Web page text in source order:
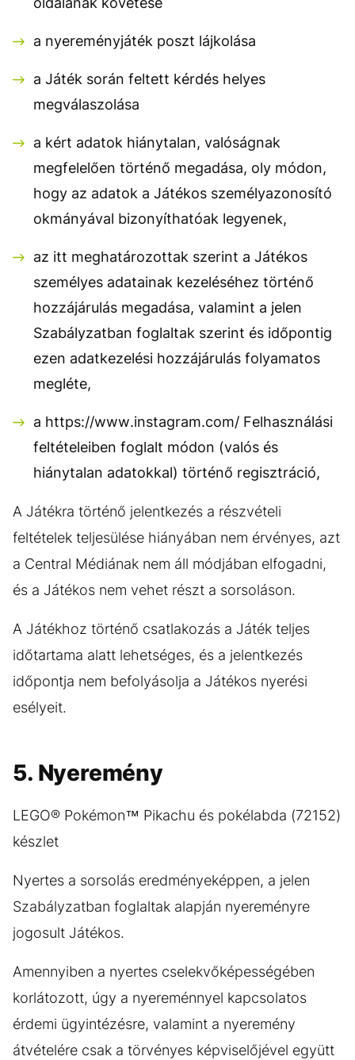
a nyereményjáték poszt lájkolása
a Játék során feltett kérdés helyes
megválaszolása
a kért adatok hiánytalan, valóságnak
megfelelően történő megadása, oly módon,
hogy az adatok a Játékos személyazonosító
okmányával bizonyíthatóak legyenek,
az itt meghatározottak szerint a Játékos
személyes adatainak kezeléséhez történő
hozzájárulás megadása, valamint a jelen
Szabályzatban foglaltak szerint és időpontig
ezen adatkezelési hozzájárulás folyamatos
megléte,
a https://www.instagram.com/ Felhasználási
feltételeiben foglalt módon (valós és
hiánytalan adatokkal) történő regisztráció,
A Játékra történő jelentkezés a részvételi
feltételek teljesülése hiányában nem érvényes, azt
a Central Médiának nem áll módjában elfogadni,
és a Játékos nem vehet részt a sorsoláson.
A Játékhoz történő csatlakozás a Játék teljes
időtartama alatt lehetséges, és a jelentkezés
időpontja nem befolyásolja a Játékos nyerési
esélyeit.
5. Nyeremény
LEGO® Pokémon™ Pikachu és pokélabda (72152)
készlet
Nyertes a sorsolás eredményeképpen, a jelen
Szabályzatban foglaltak alapján nyereményre
jogosult Játékos.
Amennyiben a nyertes cselekvőképességében
korlátozott, úgy a nyereménnyel kapcsolatos
érdemi ügyintézésre, valamint a nyeremény
átvételére csak a törvényes képviselőjével együtt